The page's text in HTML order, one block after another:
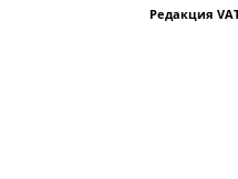
Редакция